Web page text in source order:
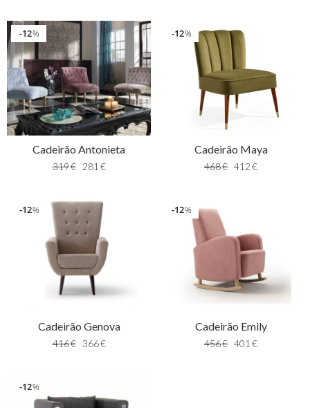
%
12
Cadeirão Antonieta
319€ 281 €
%
12
Cadeirão Maya
468€ 412 €
%
12
Cadeirão Genova
416€ 366€
%
12
Cadeirão Emily
456€ 401 €
%
12